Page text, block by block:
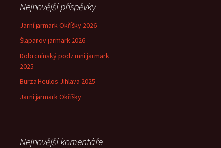
Nejnovější příspěvky
Jarní jarmark Okříšky 2026
Šlapanov jarmark 2026
Dobronínský podzimní jarmark
2025
Burza Heulos Jihlava 2025
Jarní jarmark Okříšky
Nejnovější komentáře